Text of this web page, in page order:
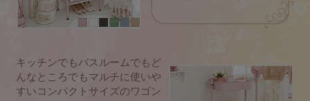
キッチンでもバスルームでもど
んなところでもマルチに使いや
すいコンパクトサイズのワゴン